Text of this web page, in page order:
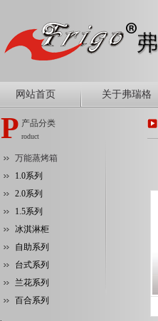
网站首页 关于弗瑞格
P 产品分类
roduct
万能蒸烤箱
1.0系列
2.0系列
1.5系列
冰淇淋柜
自助系列
台式系列
兰花系列
百合系列